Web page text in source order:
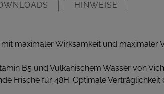
HINWEISE
maximaler Wirksamkeit und maximaler
B5 und Vulkanischem Wasser von
Frische für 48H. Optimale Verträglichkeit